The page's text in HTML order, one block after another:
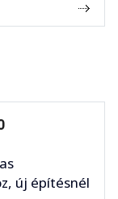
új építésnél